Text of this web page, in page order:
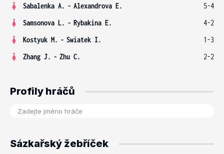
Sabalenka A. - Alexandrova E.
5-4
Samsonova L. - Rybakina E.
4-2
Kostyuk M. - Swiatek I.
1-3
Zhang J. - Zhu C. 2-2
Profily hráčů
Sázkařský žebříček